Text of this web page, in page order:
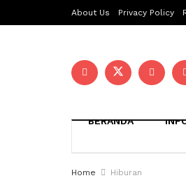
About Us Privacy Policy
BERANDA
Home Hiburan